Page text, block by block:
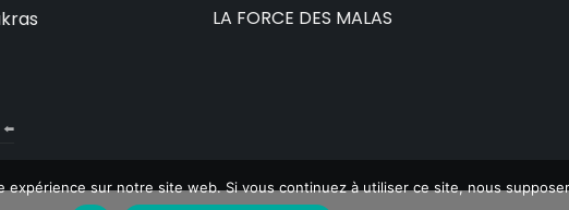
LA FORCE DES MALAS
⬅️
expérience sur notre site web. Si vous continuez à utiliser ce site, nous